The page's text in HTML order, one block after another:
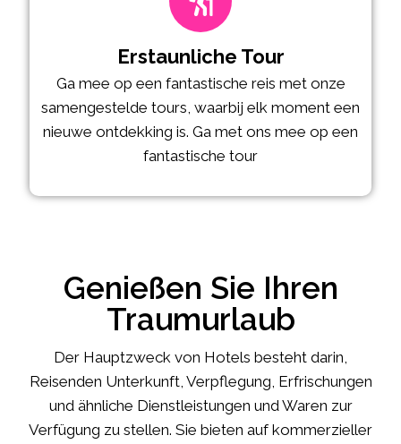
Erstaunliche Tour
Ga mee op een fantastische reis met onze
samengestelde tours, waarbij elk moment een
nieuwe ontdekking is. Ga met ons mee op een
fantastische tour
Genießen Sie Ihren
Traumurlaub
Der Hauptzweck von Hotels besteht darin,
Reisenden Unterkunft, Verpflegung, Erfrischungen
und ähnliche Dienstleistungen und Waren zur
Verfügung zu stellen. Sie bieten auf kommerzieller